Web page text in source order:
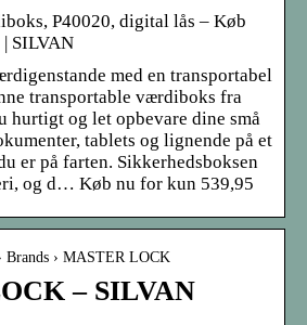
P40020, digital lås – Køb
SILVAN
med en transportabel
transportable værdiboks fra
hurtigt og let opbevare dine små
tablets og lignende på et
er på farten. Sikkerhedsboksen
og d… Køb nu for kun 539,95
Brands › MASTER LOCK
– SILVAN